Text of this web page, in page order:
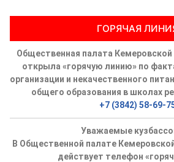
ГОРЯЧАЯ
Общественная палата Кемеровской
открыла «горячую линию» по
организации и некачественного
общего образования в школах
+7 (3842) 58-69-
Уважаемые
В Общественной палате
действует телефон